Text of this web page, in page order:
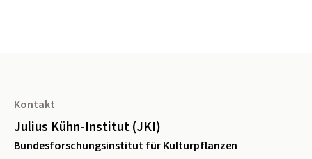
Kontakt
Julius Kühn-Institut (JKI)
Bundesforschungsinstitut für Kulturpflanzen